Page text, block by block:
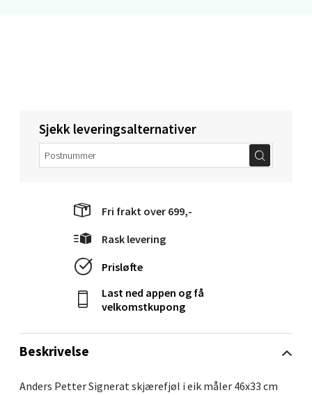
Beskrivelse
Anders Petter Signerat skjærefjøl i eik måler 46x33 cm
Sjekk leveringsalternativer
Fri frakt over 699,-
Rask levering
Prisløfte
Last ned appen og få
velkomstkupong
Molde - Moldetorget
Torget 1, 6413 Molde
0 i butikk
Narvik - Thon Senter Malmporten
Bolagsgata 1, 8514 Narvik
0 i butikk